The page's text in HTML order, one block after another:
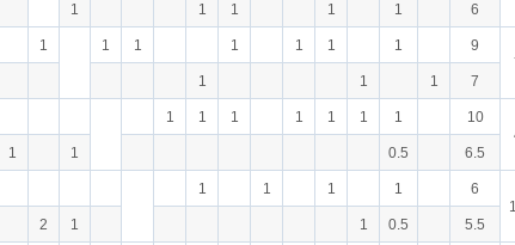
1 1 1 1 1 6
1 1 1 1 1 1 1
9
1 1 1 7
1 1 1 1 1 1 1
10
1 1 0.5 6.5
1 1 1 1
6
2 1 1 0.5 5.5